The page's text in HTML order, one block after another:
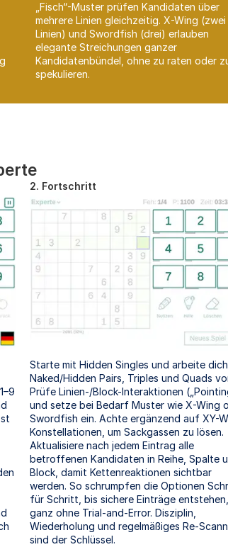
„Fisch“-Muster prüfen Kandidaten über
mehrere Linien gleichzeitig. X-Wing (zwei
Linien) und Swordfish (drei) erlauben
elegante Streichungen ganzer
Kandidatenbündel, ohne zu raten oder
spekulieren.
2. Fortschritt
Starte mit Hidden Singles und arbeite
Naked/Hidden Pairs, Triples und Quads
Prüfe Linien-/Block-Interaktionen
und setze bei Bedarf Muster wie X-Wing
Swordfish ein. Achte ergänzend auf XY-
Konstellationen, um Sackgassen zu lösen.
Aktualisiere nach jedem Eintrag alle
betroffenen Kandidaten in Reihe, Spalte
Block, damit Kettenreaktionen sichtbar
werden. So schrumpfen die Optionen
für Schritt, bis sichere Einträge entstehen,
ganz ohne Trial-and-Error. Disziplin,
Wiederholung und regelmäßiges Re-
sind der Schlüssel.